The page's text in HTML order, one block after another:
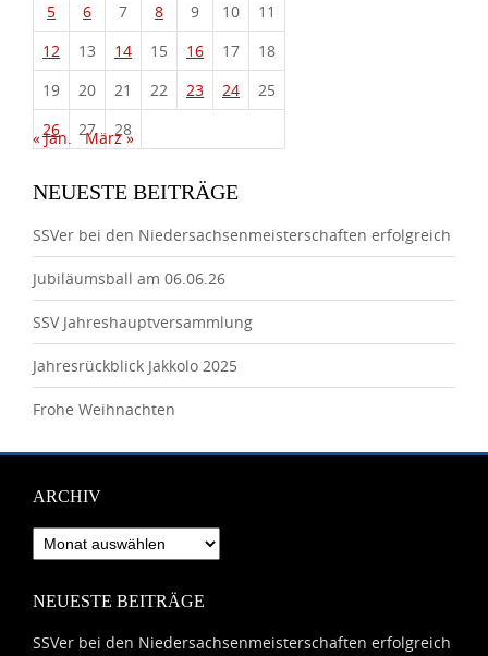
5
6 7 8 9 10
11
12
13 14 15 16 17
18
19
20 21 22 23 24
25
26
27 28
« Jan. März »
NEUESTE BEITRÄGE
SSVer bei den Niedersachsenmeisterschaften erfolgreich
Jubiläumsball am 06.06.26
SSV Jahreshauptversammlung
Jahresrückblick Jakkolo 2025
Frohe Weihnachten
ARCHIV
Archiv
NEUESTE BEITRÄGE
SSVer bei den Niedersachsenmeisterschaften erfolgreich